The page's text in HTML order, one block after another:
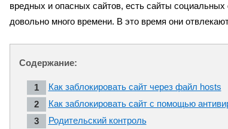
вредных и опасных сайтов, есть сайты социальных
довольно много времени. В это время они
Содержание:
Как заблокировать сайт через файл hosts
Как заблокировать сайт с помощью
Родительский контроль